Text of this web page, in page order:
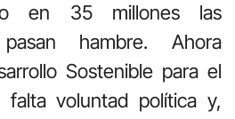
en 35 millones las
hambre. Ahora
Sostenible para el
voluntad política y,